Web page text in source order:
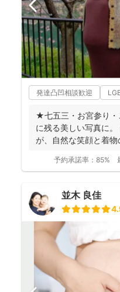
発達凸凹相談歓迎
★七五三・お宮参り・
に残る美しい写真に
が、自然な笑顔と着
予約承諾率： 85%
並木 良佳